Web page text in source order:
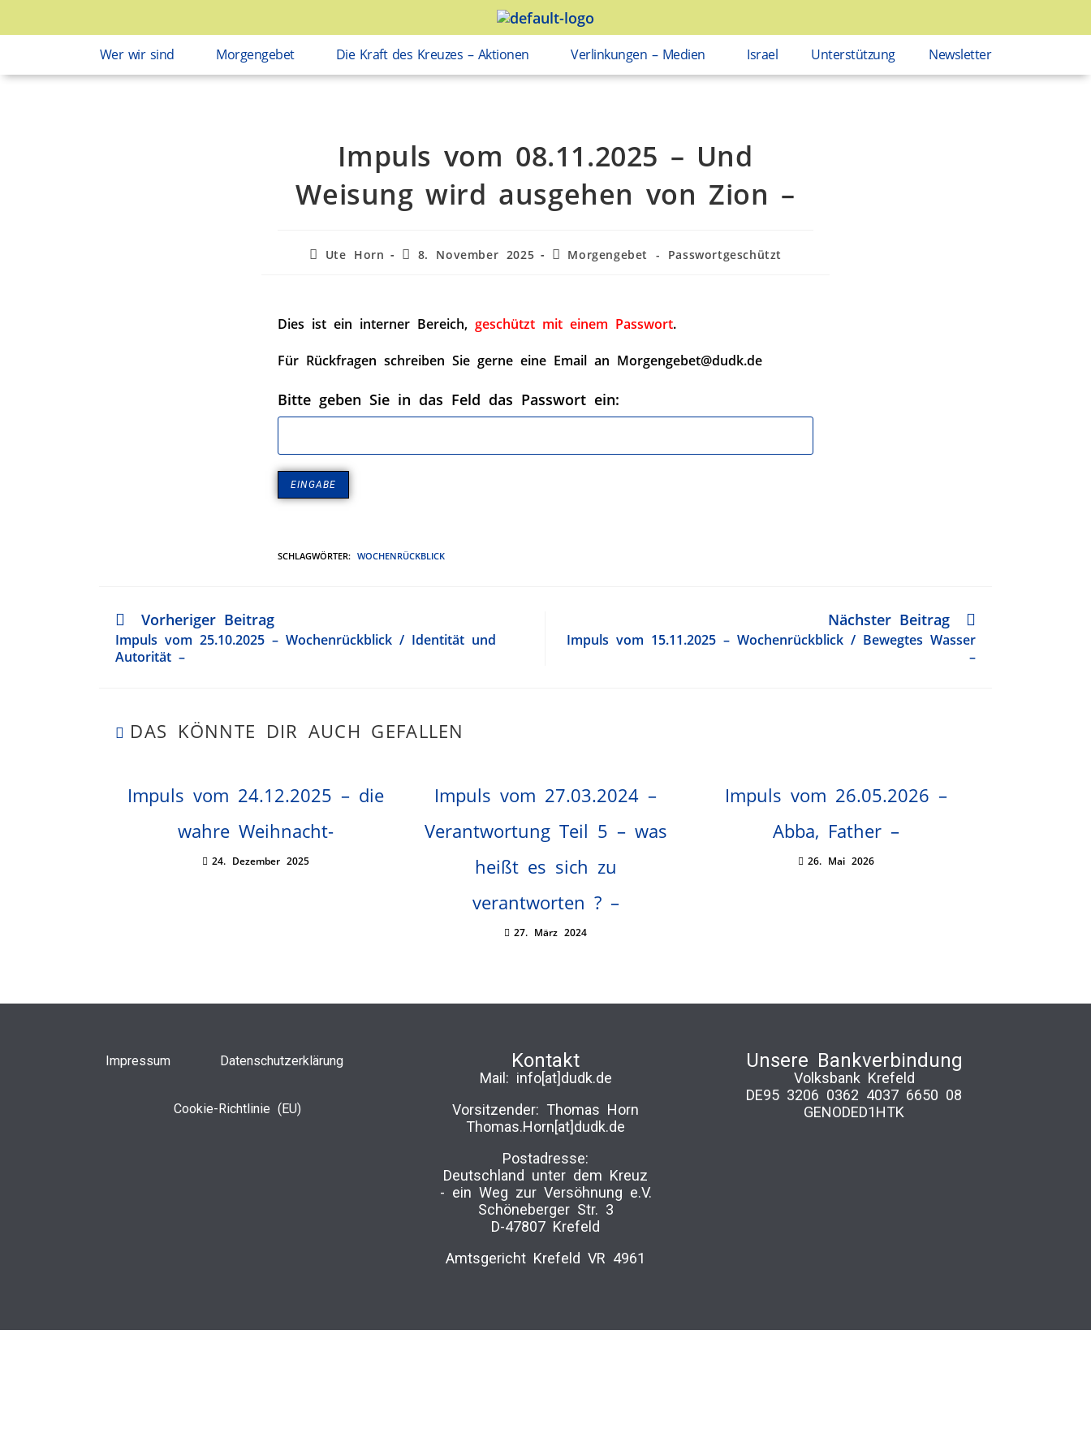
Wer wir sind Morgengebet Die Kraft des Kreuzes – Aktionen Verlinkungen – Medien Israel Unterstützung Newsletter
Impuls vom 08.11.2025 – Und
Weisung wird ausgehen von Zion –
Ute Horn 8. November 2025 Morgengebet - Passwortgeschützt
Dies ist ein interner Bereich, geschützt mit einem Passwort.
Für Rückfragen schreiben Sie gerne eine Email an Morgengebet@dudk.de
Bitte geben Sie in das Feld das Passwort ein:
SCHLAGWÖRTER: WOCHENRÜCKBLICK
Vorheriger Beitrag
Impuls vom 25.10.2025 – Wochenrückblick / Identität und
Autorität –
Nächster Beitrag
Impuls vom 15.11.2025 – Wochenrückblick / Bewegtes Wasser
–
DAS KÖNNTE DIR AUCH GEFALLEN
Impuls vom 24.12.2025 – die
wahre Weihnacht-
24. Dezember 2025
Impuls vom 27.03.2024 –
Verantwortung Teil 5 – was
heißt es sich zu
verantworten ? –
27. März 2024
Impuls vom 26.05.2026 –
Abba, Father –
26. Mai 2026
Impressum Datenschutzerklärung
Cookie-Richtlinie (EU)
Kontakt
Mail: info[at]dudk.de
Vorsitzender: Thomas Horn
Thomas.Horn[at]dudk.de
Postadresse:
Deutschland unter dem Kreuz
-­ ein Weg zur Versöhnung e.V.
Schöneberger Str. 3
D-47807 Krefeld
Amtsgericht Krefeld VR 4961
Unsere Bankverbindung
Volksbank Krefeld
DE95 3206 0362 4037 6650 08
GENODED1HTK